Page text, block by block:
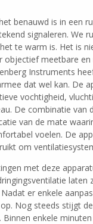
benauwd is in een
signaleren. We
te warm is. Het is
objectief meetbare en
Instruments
dat wel kan. De
vochtigheid,
De combinatie van
van de mate
voelen. De
om
met deze
er enkele
Nog steeds stijgt
enkele